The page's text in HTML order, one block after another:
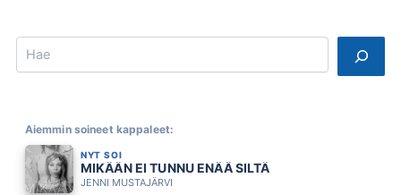
Search
Aiemmin soineet kappaleet:
NYT SOI
MIKÄÄN EI TUNNU ENÄÄ SILTÄ
JENNI MUSTAJÄRVI